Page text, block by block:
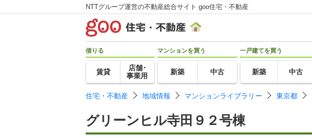
NTTグループ運営の不動産総合サイト goo住宅・不動産
借りる
賃貸
店舗･
事業用
マンションを買う
新築 中古
一戸建てを買う
新築 中古
住宅・不動産 地域情報 マンションライブラリー 東京都
グリーンヒル寺田９２号棟